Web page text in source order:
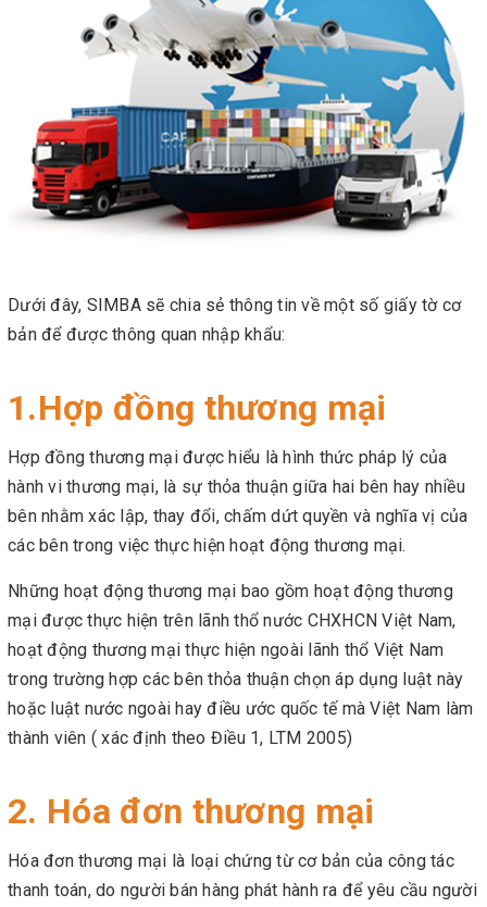
Dưới đây, SIMBA sẽ chia sẻ thông tin về một số giấy tờ cơ
bản để được thông quan nhập khẩu:
1.Hợp đồng thương mại
Hợp đồng thương mại được hiểu là hình thức pháp lý của
hành vi thương mại, là sự thỏa thuận giữa hai bên hay nhiều
bên nhằm xác lập, thay đổi, chấm dứt quyền và nghĩa vị của
các bên trong việc thực hiện hoạt động thương mại.
Những hoạt động thương mại bao gồm hoạt động thương
mại được thực hiện trên lãnh thổ nước CHXHCN Việt Nam,
hoạt động thương mại thực hiện ngoài lãnh thổ Việt Nam
trong trường hợp các bên thỏa thuận chọn áp dụng luật này
hoặc luật nước ngoài hay điều ước quốc tế mà Việt Nam làm
thành viên ( xác định theo Điều 1, LTM 2005)
2. Hóa đơn thương mại
Hóa đơn thương mại là loại chứng từ cơ bản của công tác
thanh toán, do người bán hàng phát hành ra để yêu cầu người